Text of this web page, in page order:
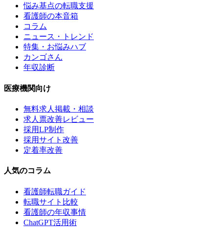
悩み基点の転職支援
看護師の本音箱
コラム
ニュース・トレンド
特集・お悩みハブ
カンゴさん
年収診断
医療機関向け
無料求人掲載・相談
求人票改善レビュー
採用LP制作
採用サイト改善
定着率改善
人気のコラム
看護師転職ガイド
転職サイト比較
看護師の年収事情
ChatGPT活用術